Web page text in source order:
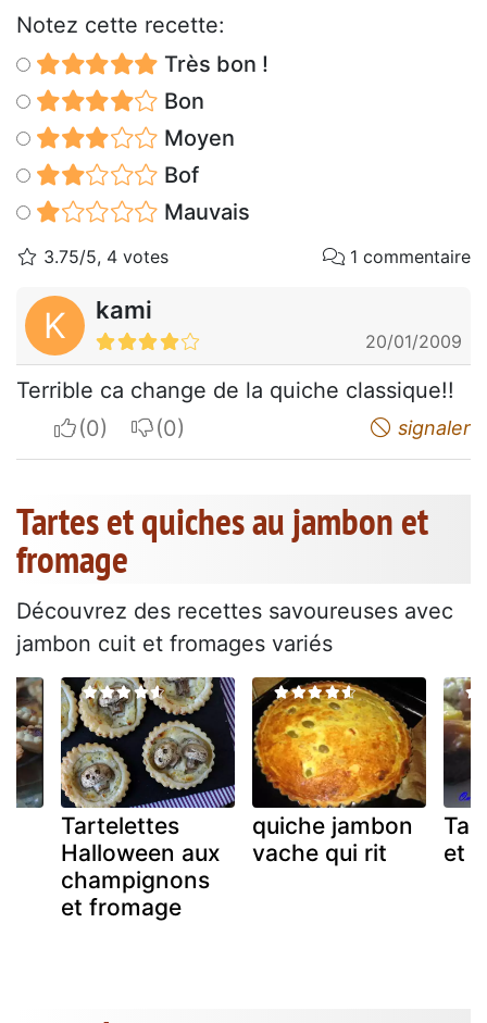
Notez cette recette:
Très bon !
Bon
Moyen
Bof
Mauvais
3.75/5, 4 votes 1 commentaire
K kami
20/01/2009
Terrible ca change de la quiche classique!!
I apreciateI do not appreciate signaler
Tartes et quiches au jambon et
fromage
Découvrez des recettes savoureuses avec
jambon cuit et fromages variés
Tartelettes
Halloween aux
champignons
et fromage
quiche jambon
vache qui rit
et